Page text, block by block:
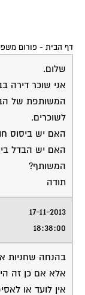
דף הבית - פורום
שלום.
אני שוכר דירה
המשותפת של
לשוכרים.
האם יש ביסוס
האם יש הבדל
המשותף?
תודה
17-11-2013
18:38:00
בהנחה שחניות
אלא אם כן זה
אין לועד או